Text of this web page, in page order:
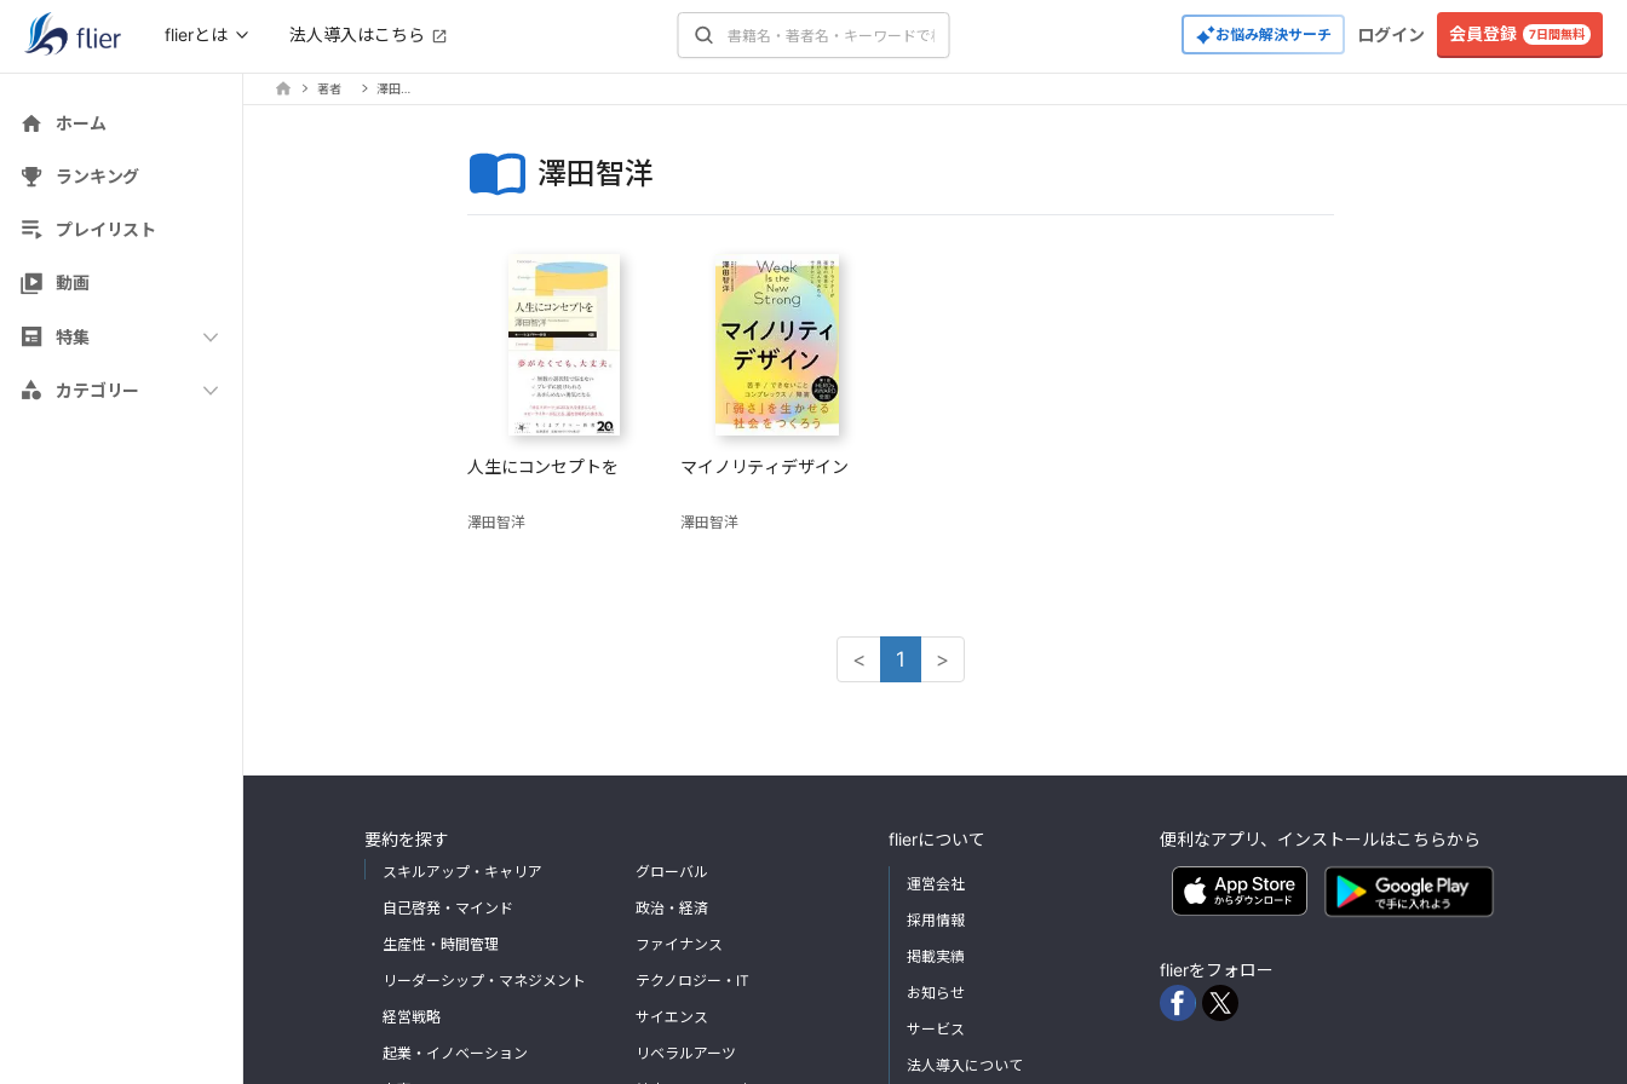
flierとは 法人導入はこちら お悩み解決サーチ ログイン 会員登録 7日間無料
ホーム
ランキング
プレイリスト
動画
特集
カテゴリー
著者 澤田智洋
澤田智洋
人生にコンセプトを
澤田智洋
マイノリティデザイン
澤田智洋
< 1 >
要約を探す
スキルアップ・キャリア
自己啓発・マインド
生産性・時間管理
リーダーシップ・マネジメント
経営戦略
起業・イノベーション
グローバル
政治・経済
ファイナンス
テクノロジー・IT
サイエンス
リベラルアーツ
flierについて
運営会社
採用情報
掲載実績
お知らせ
サービス
法人導入について
便利なアプリ、インストールはこちらから
flierをフォロー